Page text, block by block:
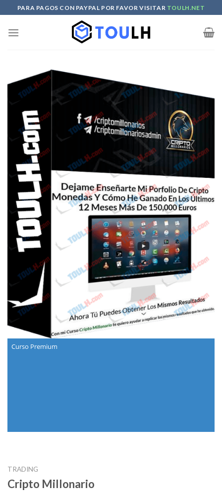
to
content
PARA PAGOS CON PAYPAL POR FAVOR VISITAR TOULH.NET
Curso Premium
TRADING
Cripto Millonario